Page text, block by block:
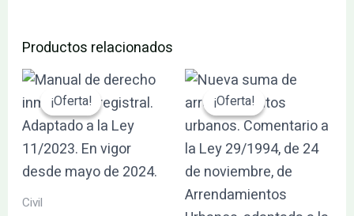
Productos relacionados
¡Oferta!
¡Oferta!
Civil
El
precio
original
era:
62.40€.
El
precio
actual
es:
59.28€.
¡Oferta!
¡Oferta!
El
precio
original
era:
110.53€.
El
actual
es:
105.01€.